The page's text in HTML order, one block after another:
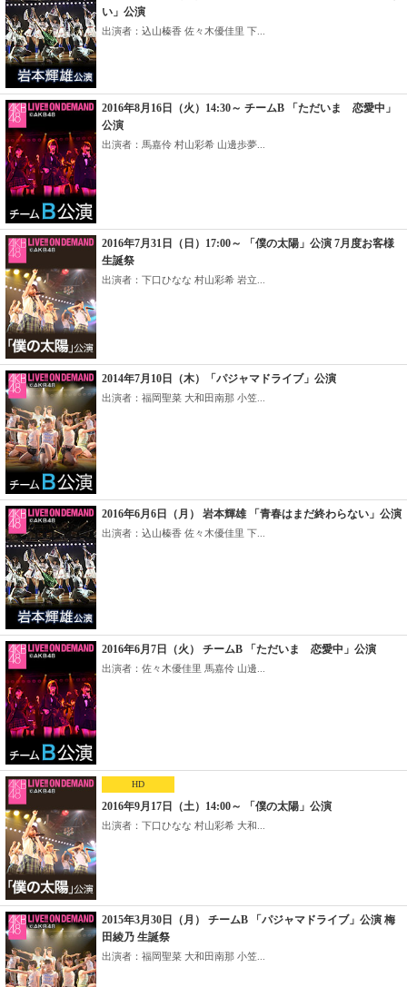
い」公演
出演者：込山榛香 佐々木優佳里 下...
2016年8月16日（火）14:30～ チームB 「ただいま 恋愛中」
公演
出演者：馬嘉伶 村山彩希 山邊歩夢...
2016年7月31日（日）17:00～ 「僕の太陽」公演 7月度お客様
生誕祭
出演者：下口ひなな 村山彩希 岩立...
2014年7月10日（木）「パジャマドライブ」公演
出演者：福岡聖菜 大和田南那 小笠...
2016年6月6日（月） 岩本輝雄 「青春はまだ終わらない」公演
出演者：込山榛香 佐々木優佳里 下...
2016年6月7日（火） チームB 「ただいま 恋愛中」公演
出演者：佐々木優佳里 馬嘉伶 山邊...
HD
2016年9月17日（土）14:00～ 「僕の太陽」公演
出演者：下口ひなな 村山彩希 大和...
2015年3月30日（月） チームB 「パジャマドライブ」公演 梅
田綾乃 生誕祭
出演者：福岡聖菜 大和田南那 小笠...